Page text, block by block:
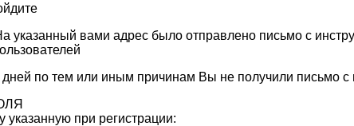
указанный вами адрес было отправлено письмо с
дней по тем или иным причинам Вы не получили письмо
указанную при регистрации: